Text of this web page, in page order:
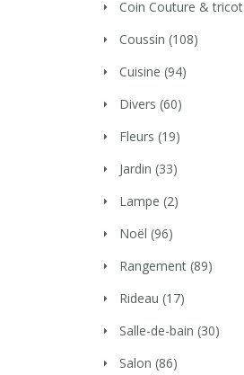
Coin Couture & tricot
Coussin (108)
Cuisine (94)
Divers (60)
Fleurs (19)
Jardin (33)
Lampe (2)
Noël (96)
Rangement (89)
Rideau (17)
Salle-de-bain (30)
Salon (86)